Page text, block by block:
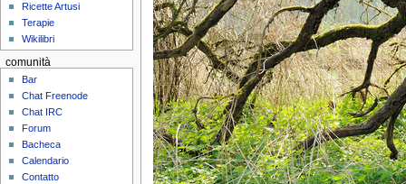
Ricette Artusi
Terapie
Wikilibri
comunità
Bar
Chat Freenode
Chat IRC
Forum
Bacheca
Calendario
Contatto